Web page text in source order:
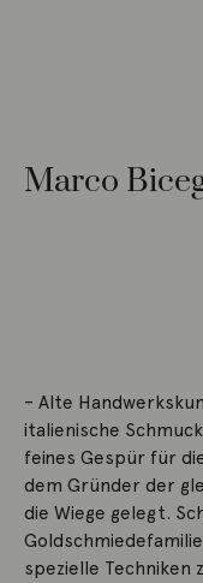
Marco
– Alte
italienische
feines Gespür für
dem Gründer der
die Wiege gelegt.
spezielle Techniken